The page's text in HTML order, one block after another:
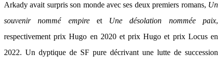
Arkady avait surpris son monde avec ses deux premiers romans, Un
souvenir nommé empireet Une désolation nommée paix,
respectivement prix Hugo en 2020 et prix Hugo et prix Locus en
2022. Un dyptique de SF pure décrivant une lutte de succession